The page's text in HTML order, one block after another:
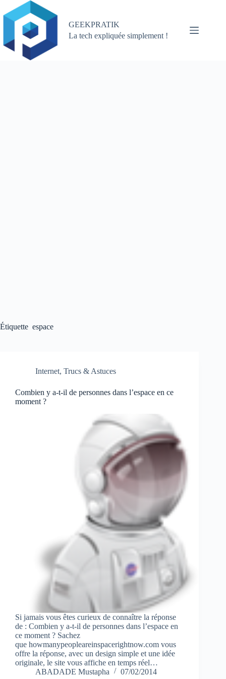
au
contenu
GEEKPRATIK
La tech expliquée simplement !
Étiquette espace
Internet, Trucs & Astuces
Combien y a-t-il de personnes dans l’espace en ce
moment ?
Si jamais vous êtes curieux de connaître la réponse
de : Combien y a-t-il de personnes dans l’espace en
ce moment ? Sachez
que howmanypeopleareinspacerightnow.com vous
offre la réponse, avec un design simple et une idée
originale, le site vous affiche en temps réel…
ABADADE Mustapha
07/02/2014